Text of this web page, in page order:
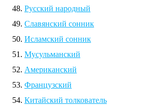
Русский народный
Славянский сонник
Исламский сонник
Мусульманский
Американский
Французский
Китайский толкователь